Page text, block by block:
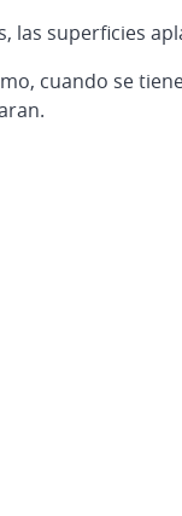
las superficies
cuando se